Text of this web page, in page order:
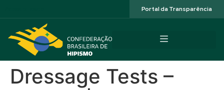
Portal da Transparência
Dressage Tests –